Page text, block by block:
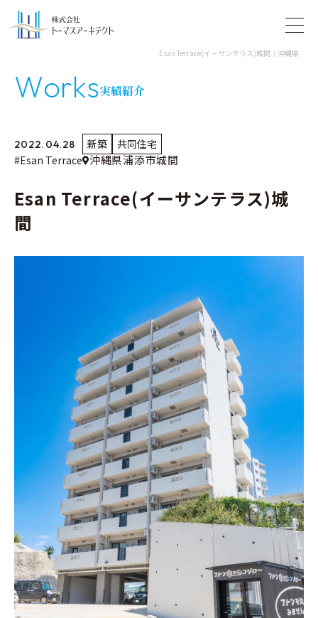
Esan Terrace(イーサンテラス)城間｜沖縄県浦添市城間｜共同住宅｜株式会社トーマスアーキテクト
実績紹介
Works
2022.04.28 新築
共同住宅
#Esan Terrace 沖縄県浦添市城間
Esan Terrace(イーサンテラス)城
間